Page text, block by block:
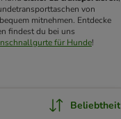
von
mitnehmen. Entdecke
für Hunde!
Beliebtheit